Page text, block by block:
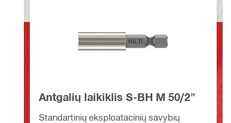
Antgalių laikiklis S-BH M 50/2"
Standartinių eksploatacinių savybių